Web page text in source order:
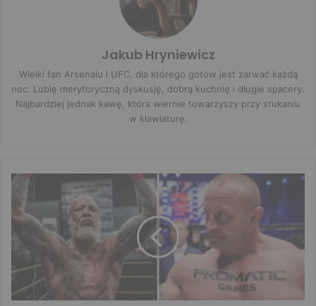
Jakub Hryniewicz
Wielki fan Arsenalu i UFC, dla którego gotów jest zarwać każdą
noc. Lubię merytoryczną dyskusję, dobrą kuchnię i długie spacery.
Najbardziej jednak kawę, która wiernie towarzyszy przy stukaniu
w klawiaturę.